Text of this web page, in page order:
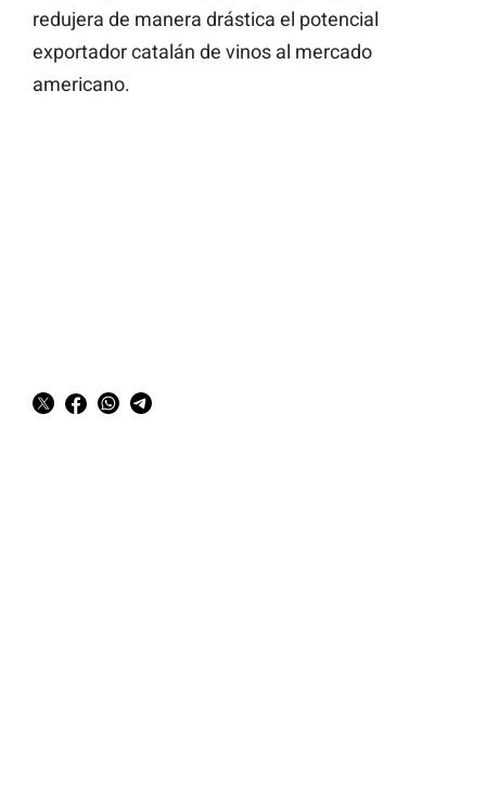
redujera de manera drástica el potencial
exportador catalán de vinos al mercado
americano.